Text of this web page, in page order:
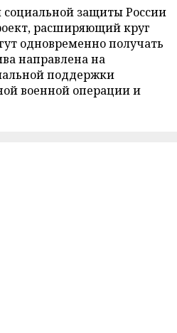
защиты России
расширяющий круг
одновременно получать
направлена на
поддержки
военной операции и